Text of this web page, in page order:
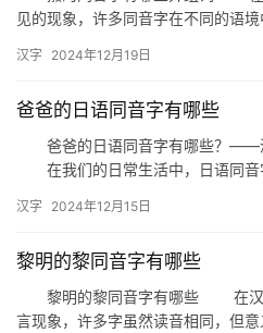
见的现象，许多同音字在不同的语
的…
汉字 2024年12月19日
爸爸的日语同音字有哪些
爸爸的日语同音字有哪些？——
在我们的日常生活中，日语同音
与“爸…
汉字 2024年12月15日
黎明的黎同音字有哪些
黎明的黎同音字有哪些 在汉语
言现象，许多字虽然读音相同，但